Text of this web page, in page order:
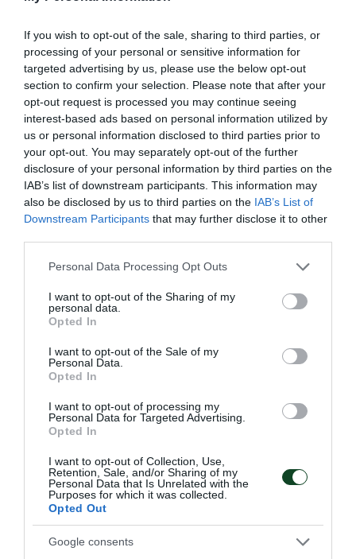
If you wish to opt-out of the sale, sharing to third parties, or
processing of your personal or sensitive information for
targeted advertising by us, please use the below opt-out
section to confirm your selection. Please note that after your
opt-out request is processed you may continue seeing
interest-based ads based on personal information utilized by
us or personal information disclosed to third parties prior to
your opt-out. You may separately opt-out of the further
disclosure of your personal information by third parties on the
IAB’s list of downstream participants. This information may
also be disclosed by us to third parties on the IAB’s List of
Downstream Participants that may further disclose it to other
Please note that this website/app uses one or more Google
not limited to your visit or usage behaviour. You may click to
grant or deny consent to Google and its third-party tags to
use your data for below specified purposes in below Google
consent section.
Personal Data Processing Opt Outs
I want to opt-out of the Sharing of my
personal data.
Opted In
I want to opt-out of the Sale of my
Personal Data.
Opted In
I want to opt-out of processing my
Personal Data for Targeted Advertising.
Opted In
I want to opt-out of Collection, Use,
Retention, Sale, and/or Sharing of my
Personal Data that Is Unrelated with the
Purposes for which it was collected.
Opted Out
Google consents
τραπεζικός λογαριασμός για αυτό το σκοπό
είναι: GR38 0171 7520 0067 5214 6005 377
στην Τράπεζα Πειραιώς.
Για την καλύτερη εξυπηρέτηση το γραφείο
μελών θα λειτουργεί καθημερινά (Δευτέρα-
Παρασκευή) από τις 09:30 έως τις 17:30, το
τηλέφωνο είναι 2114117600 και το e-mail είναι
members@pao1908.com.
ΤΕΛΕΥΤΑΙΑ ΝΕΑ